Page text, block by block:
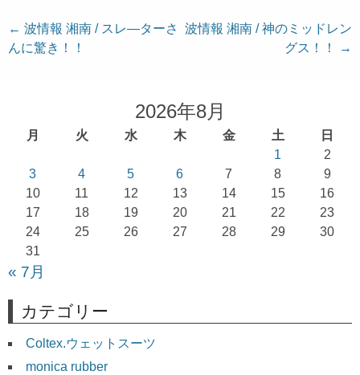
投
稿
← 波情報 湘南 / スレ―ターさ
んに驚き！！
波情報 湘南 / 神のミッドレン
グス！！
→
2026年8月
月 火 水 木 金 土
日
1
2
3
4 5 6 7 8
9
10
11 12 13 14 15
16
17
18 19 20 21 22
23
24
25 26 27 28 29
30
31
« 7月
カテゴリー
Coltex.ウェットスーツ
monica rubber